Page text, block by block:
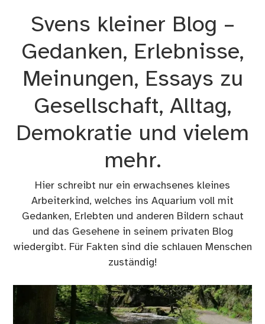
Svens kleiner Blog –
Gedanken, Erlebnisse,
Meinungen, Essays zu
Gesellschaft, Alltag,
Demokratie und vielem
mehr.
Hier schreibt nur ein erwachsenes kleines
Arbeiterkind, welches ins Aquarium voll mit
Gedanken, Erlebten und anderen Bildern schaut
und das Gesehene in seinem privaten Blog
wiedergibt. Für Fakten sind die schlauen Menschen
zuständig!